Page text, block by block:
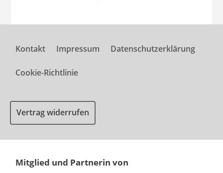
Kontakt Impressum Datenschutzerklärung
Cookie-Richtlinie
Vertrag widerrufen
Mitglied und Partnerin von